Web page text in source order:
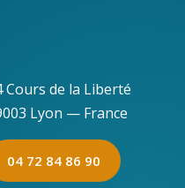
Cours de la Liberté
Lyon — France
04 72 84 86 90